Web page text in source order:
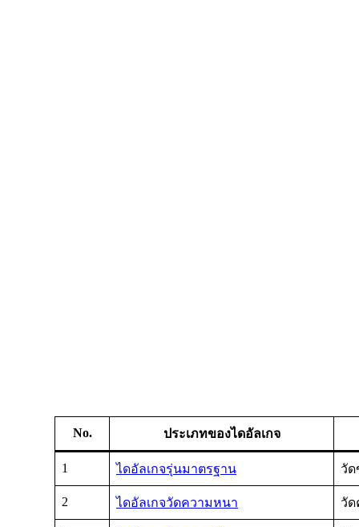
No. ประเภทของไดอัลเกจ
1 ไดอัลเกจรุ่นมาตรฐาน วั
2 ไดอัลเกจวัดความหนา วั